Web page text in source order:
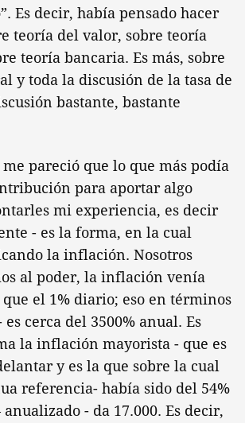
Es decir, había pensado hacer
teoría del valor, sobre teoría
teoría bancaria. Es más, sobre
y toda la discusión de la tasa de
bastante, bastante
pareció que lo que más podía
para aportar algo
mi experiencia, es decir
- es la forma, en la cual
la inflación. Nosotros
al poder, la inflación venía
el 1% diario; eso en términos
es cerca del 3500% anual. Es
la inflación mayorista - que es
y es la que sobre la cual
referencia- había sido del 54%
anualizado - da 17.000. Es decir,